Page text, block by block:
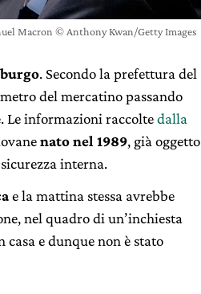
Macron © Anthony Kwan/Getty Images
. Secondo la prefettura del
del mercatino passando
Le informazioni raccoltedalla
nato nel 1989, già oggetto
interna.
e la mattina stessa avrebbe
nel quadro di un’inchiesta
e dunque non è stato